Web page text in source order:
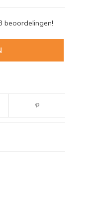
beoordelingen!